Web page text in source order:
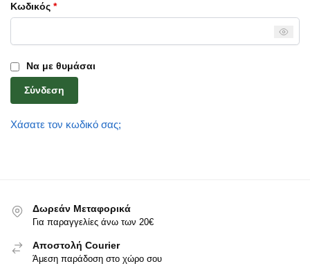
Κωδικός *
Να με θυμάσαι
Σύνδεση
Χάσατε τον κωδικό σας;
Δωρεάν Μεταφορικά
Για παραγγελίες άνω των 20€
Αποστολή Courier
Άμεση παράδοση στο χώρο σου